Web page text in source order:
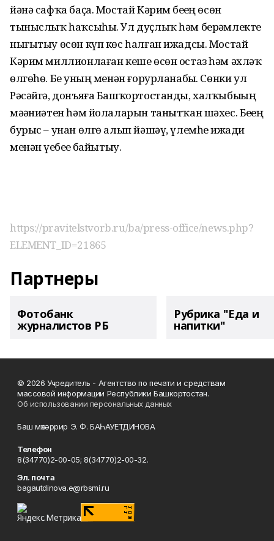
йәнә сафҡа баҫа. Мостай Кәрим беҙҙең өсөн
тыныслыҡ һаҡсыһы. Ул дуҫлыҡ һәм берҙәмлекте
нығытыу өсөн күп көс һалған ижадсы. Мостай
Кәрим миллионлаған кеше өсөн остаз һәм әхләҡ
өлгөһө. Беҙ уның менән ғорурланабыҙ. Сөнки ул
Рәсәйгә, донъяға Башҡортостанды, халҡыбыҙҙың
мәҙәниәтен һәм йолаларын танытҡан шәхес. Беҙҙең
бурыс – унан өлгө алып йәшәү, үлемһеҙ ижади
менән үҙебеҙҙе байытыу.
https://pravitelstvorb.ru/ba/press-office/news.php?
ELEMENT_ID=21865
Партнеры
Фотобанк
журналистов РБ
Рубрика "Еда и
напитки"
© 2026 Учредитель - Агентство по печати и средствам
массовой информации Республики Башкортостан.
Об использовании персональных данных
Баш мөхәррир Э. Ф. БАҺАУЕТДИНОВА
Телефон
8(34770)2-00-05; 8(34770)2-00-32.
Эл. почта
bagautdinova.e@rbsmi.ru